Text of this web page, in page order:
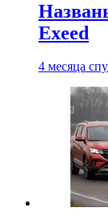
Exeed
4 месяца